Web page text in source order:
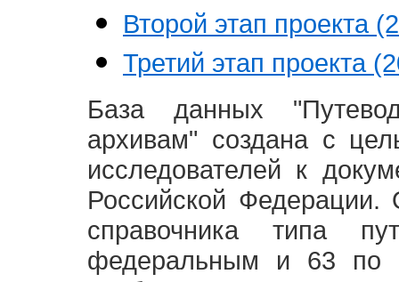
Второй этап проекта
Третий этап проекта
База данных
архивам" создана с
исследователей к
Российской
справочника типа
федеральным и 63 по